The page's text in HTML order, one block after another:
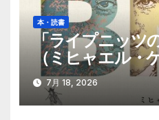
本・読書
「ライプニッツ
（ミヒャエル・
7月 18, 2026